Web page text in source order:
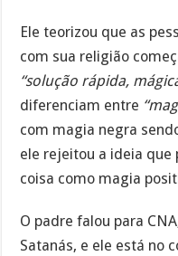
Ele teorizou que as
com sua religião
“solução rápida,
diferenciam entre
com magia negra
ele rejeitou a ideia que
coisa como magia
O padre falou para
Satanás, e ele está no